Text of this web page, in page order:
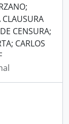
CENSURA;
CARLOS